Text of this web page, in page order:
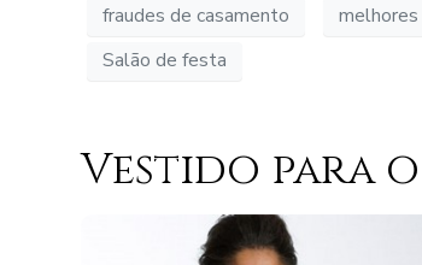
fraudes de casamento
Salão de festa
Vestido para